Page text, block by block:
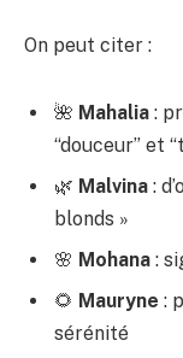
On peut citer :
🌺 Mahalia :
“douceur” et
🌿 Malvina :
blonds »
🌸 Mohana :
🌻 Mauryne :
sérénité